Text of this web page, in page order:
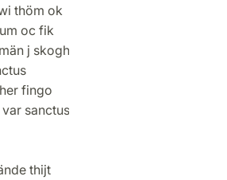
thöm ok
oc fik
j skogh
fingo
sanctus
thijt